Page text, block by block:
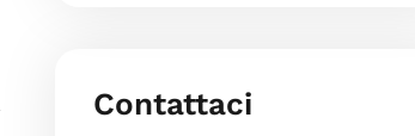
Contattaci